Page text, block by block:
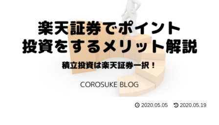
2020.05.05 2020.05.19